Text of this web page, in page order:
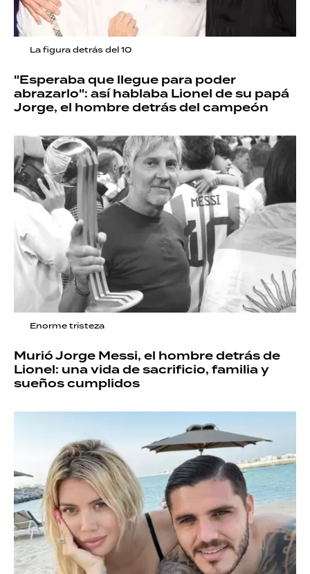
La figura detrás del 10
"Esperaba que llegue para poder
abrazarlo": así hablaba Lionel de su papá
Jorge, el hombre detrás del campeón
Enorme tristeza
Murió Jorge Messi, el hombre detrás de
Lionel: una vida de sacrificio, familia y
sueños cumplidos